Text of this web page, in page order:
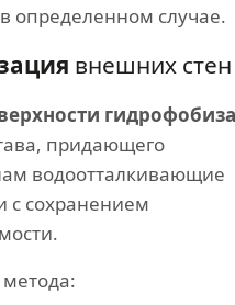
определенном случае.
внешних стен
придающего
водоотталкивающие
с сохранением